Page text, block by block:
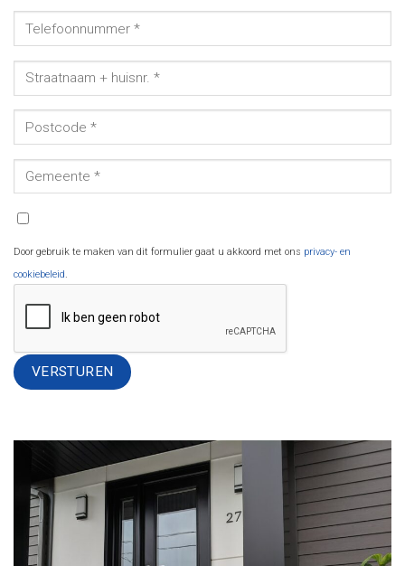
Door gebruik te maken van dit formulier gaat u akkoord met ons privacy- en
cookiebeleid.